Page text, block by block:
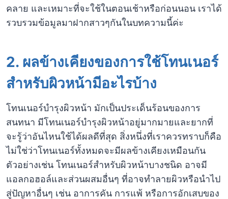
คลาย และเหมาะที่จะใช้ในตอนเช้าหรือก่อนนอน เราได้
รวบรวมข้อมูลมาฝากสาวๆกันในบทความนี้ค่ะ
2. ผลข้างเคียงของการใช้โทนเนอร์
สำหรับผิวหน้ามีอะไรบ้าง
โทนเนอร์บำรุงผิวหน้า มักเป็นประเด็นร้อนของการ
สนทนา มีโทนเนอร์บำรุงผิวหน้าอยู่มากมายและยากที่
จะรู้ว่าอันไหนใช้ได้ผลดีที่สุด สิ่งหนึ่งที่เราควรทราบก็คือ
ไม่ใช่ว่าโทนเนอร์ทั้งหมดจะมีผลข้างเคียงเหมือนกัน
ตัวอย่างเช่น โทนเนอร์สำหรับผิวหน้าบางชนิด อาจมี
แอลกอฮอล์และส่วนผสมอื่นๆ ที่อาจทำลายผิวหรือนำไป
สู่ปัญหาอื่นๆ เช่น อาการคัน การแพ้ หรือการอักเสบของ